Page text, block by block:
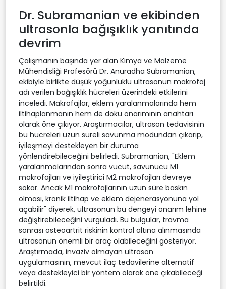
Dr. Subramanian ve ekibinden
ultrasonla bağışıklık yanıtında
devrim
Çalışmanın başında yer alan Kimya ve Malzeme
Mühendisliği Profesörü Dr. Anuradha Subramanian,
ekibiyle birlikte düşük yoğunluklu ultrasonun makrofaj
adı verilen bağışıklık hücreleri üzerindeki etkilerini
inceledi. Makrofajlar, eklem yaralanmalarında hem
iltihaplanmanın hem de doku onarımının anahtarı
olarak öne çıkıyor. Araştırmacılar, ultrason tedavisinin
bu hücreleri uzun süreli savunma modundan çıkarıp,
iyileşmeyi destekleyen bir duruma
yönlendirebileceğini belirledi. Subramanian, "Eklem
yaralanmalarından sonra vücut, savunucu M1
makrofajları ve iyileştirici M2 makrofajları devreye
sokar. Ancak M1 makrofajlarının uzun süre baskın
olması, kronik iltihap ve eklem dejenerasyonuna yol
açabilir" diyerek, ultrasonun bu dengeyi onarım lehine
değiştirebileceğini vurguladı. Bu bulgular, travma
sonrası osteoartrit riskinin kontrol altına alınmasında
ultrasonun önemli bir araç olabileceğini gösteriyor.
Araştırmada, invaziv olmayan ultrason
uygulamasının, mevcut ilaç tedavilerine alternatif
veya destekleyici bir yöntem olarak öne çıkabileceği
belirtildi.